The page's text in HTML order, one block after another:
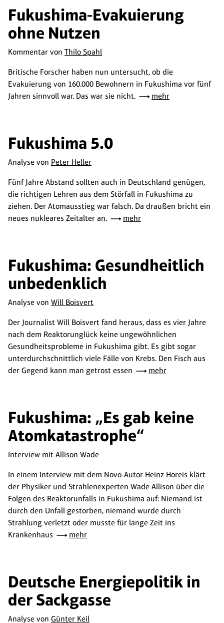
Fukushima-Evakuierung
ohne Nutzen
Kommentar von Thilo Spahl
Britische Forscher haben nun untersucht, ob die
Evakuierung von 160.000 Bewohnern in Fukushima vor fünf
Jahren sinnvoll war. Das war sie nicht.
mehr
Fukushima 5.0
Analyse von Peter Heller
Fünf Jahre Abstand sollten auch in Deutschland genügen,
die richtigen Lehren aus dem Störfall in Fukushima zu
ziehen. Der Atomausstieg war falsch. Da draußen bricht ein
neues nukleares Zeitalter an.
mehr
Fukushima: Gesundheitlich
unbedenklich
Analyse von Will Boisvert
Der Journalist Will Boisvert fand heraus, dass es vier Jahre
nach dem Reaktorunglück keine ungewöhnlichen
Gesundheitsprobleme in Fukushima gibt. Es gibt sogar
unterdurchschnittlich viele Fälle von Krebs. Den Fisch aus
der Gegend kann man getrost essen
mehr
Fukushima: „Es gab keine
Atomkatastrophe“
Interview mit Allison Wade
In einem Interview mit dem Novo-Autor Heinz Horeis klärt
der Physiker und Strahlenexperten Wade Allison über die
Folgen des Reaktorunfalls in Fukushima auf: Niemand ist
durch den Unfall gestorben, niemand wurde durch
Strahlung verletzt oder musste für lange Zeit ins
Krankenhaus
mehr
Deutsche Energiepolitik in
der Sackgasse
Analyse von Günter Keil